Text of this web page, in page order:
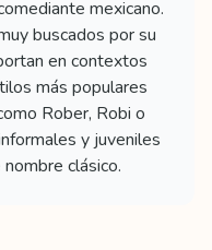
mexicano.
buscados por su
en contextos
más populares
Rober, Robi o
y juveniles
clásico.